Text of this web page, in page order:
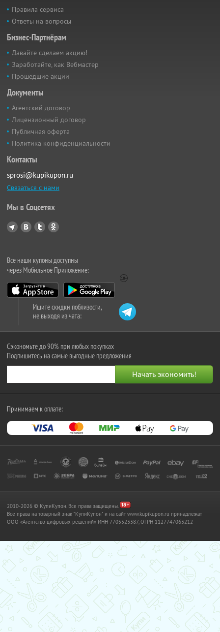
Правила сервиса
Ответы на вопросы
Бизнес-Партнёрам
Давайте сделаем акцию!
Заработайте, как Вебмастер
Прошедшие акции
Документы
Агентский договор
Лицензионный договор
Публичная оферта
Политика конфиденциальности
Контакты
sprosi@kupikupon.ru
Связаться с нами
Мы в Соцсетях
Все наши купоны доступны
через Мобильное Приложение:
Ищите скидки поблизости,
не выходя из чата:
Сэкономьте до 90% при любых покупках
Подпишитесь на самые выгодные предложения
Принимаем к оплате:
2010-2026 © КупиКупон. Все права защищены.
Все права на товарный знак "КупиКупон" и на сайт www.kupikupon.ru принадлежат
OOO «Агентство цифровых решений» ИНН 7705523387, ОГРН 1127747063212